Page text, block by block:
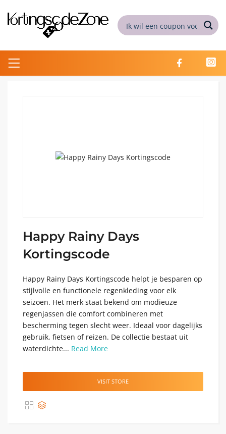
Happy Rainy Days
Kortingscode
Happy Rainy Days Kortingscode helpt je besparen op
stijlvolle en functionele regenkleding voor elk
seizoen. Het merk staat bekend om modieuze
regenjassen die comfort combineren met
bescherming tegen slecht weer. Ideaal voor dagelijks
gebruik, fietsen of reizen. De collectie bestaat uit
waterdichte... Read More
VISIT STORE